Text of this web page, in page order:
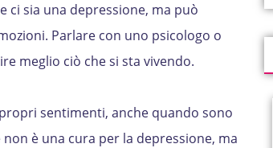
ci sia una depressione, ma può
Parlare con uno psicologo o
meglio ciò che si sta vivendo.
sentimenti, anche quando sono
è una cura per la depressione, ma